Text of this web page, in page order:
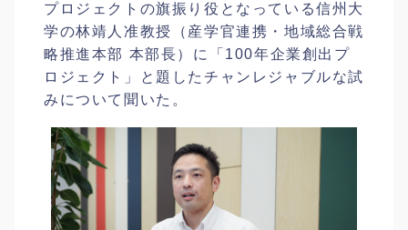
プロジェクトの旗振り役となっている信州大
学の林靖人准教授（産学官連携・地域総合戦
略推進本部 本部長）に「100年企業創出プ
ロジェクト」と題したチャンレジャブルな試
みについて聞いた。